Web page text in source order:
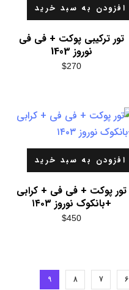
افزودن به سبد خرید
تور ترکیبی پوکت + فی فی
نوروز 1403
$270
افزودن به سبد خرید
تور پوکت + فی فی + کرابی
+بانکوک نوروز ۱۴۰۳
$450
6
7
8
9